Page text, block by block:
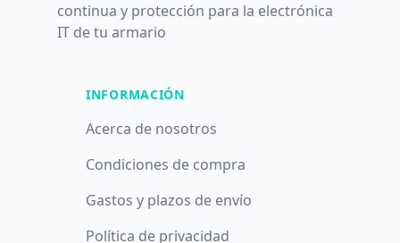
continua y protección para la electrónica
IT de tu armario
INFORMACIÓN
Acerca de nosotros
Condiciones de compra
Gastos y plazos de envío
Política de privacidad